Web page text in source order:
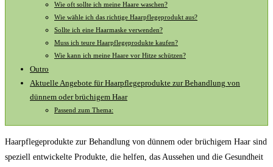
Wie oft sollte ich meine Haare waschen?
Wie wähle ich das richtige Haarpflegeprodukt aus?
Sollte ich eine Haarmaske verwenden?
Muss ich teure Haarpflegeprodukte kaufen?
Wie kann ich meine Haare vor Hitze schützen?
Outro
Aktuelle Angebote für Haarpflegeprodukte zur Behandlung von
dünnem oder brüchigem Haar
Passend zum Thema:
Haarpflegeprodukte zur Behandlung von dünnem oder brüchigem Haar sind
speziell entwickelte Produkte, die helfen, das Aussehen und die Gesundheit